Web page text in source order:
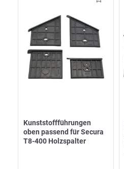
Kunststoffführungen
oben passend für Secura
T8-400 Holzspalter